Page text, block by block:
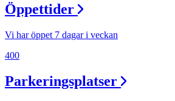
Öppettider
Vi har öppet 7 dagar i veckan
400
Parkeringsplatser